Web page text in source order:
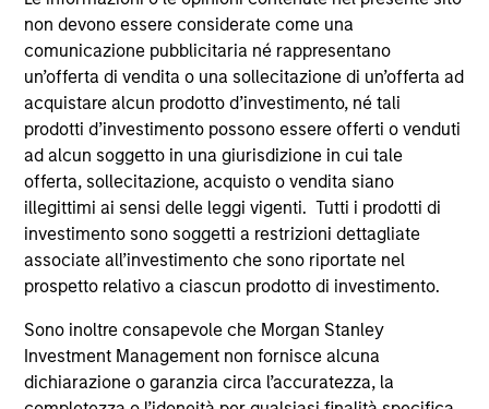
non devono essere considerate come una
comunicazione pubblicitaria né rappresentano
un’offerta di vendita o una sollecitazione di un’offerta ad
acquistare alcun prodotto d’investimento, né tali
prodotti d’investimento possono essere offerti o venduti
ad alcun soggetto in una giurisdizione in cui tale
offerta, sollecitazione, acquisto o vendita siano
illegittimi ai sensi delle leggi vigenti. Tutti i prodotti di
investimento sono soggetti a restrizioni dettagliate
associate all’investimento che sono riportate nel
prospetto relativo a ciascun prodotto di investimento.
Sono inoltre consapevole che Morgan Stanley
Investment Management non fornisce alcuna
dichiarazione o garanzia circa l’accuratezza, la
documento contenente informazioni chiave per gli
investitori (KID o KIID), dello statuto e delle relazioni
annuali e semestrali e ulteriori informazioni possono
essere ottenute dal rappresentante in Svizzera. Il
rappresentante in Svizzera è Carnegie Fund Services S.A.,
11, rue du Général-Dufour, 1204 Ginevra. L’agente pagatore
in Svizzera è Banque Cantonale de Genève, 17, quai de l’Ile,
1204 Ginevra.
Se la società di gestione del Comparto in questione decide
di cessare l’accordo di commercializzazione del Comparto
in un Paese del SEE in cui esso è registrato per la vendita,
lo farà nel rispetto delle norme OICVM.
rinvia alla pagina delGlossario.
Tutti i dati di performance sono calcolati in base al valore
del patrimonio netto (NAV), al netto delle spese, e non